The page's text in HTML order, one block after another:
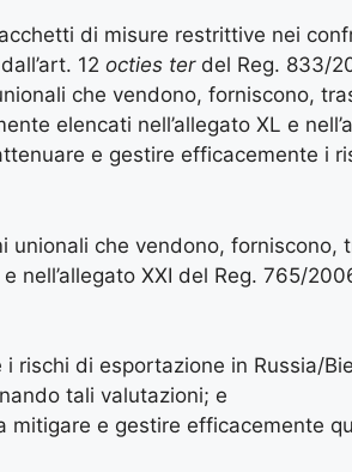
di misure restrittive nei
12 octies terdel Reg. 833/
che vendono, forniscono,
elencati nell’allegato XL e
e gestire efficacemente i
che vendono, forniscono,
nell’allegato XXI del Reg. 765/
di esportazione in Russia/
tali valutazioni; e
e gestire efficacemente